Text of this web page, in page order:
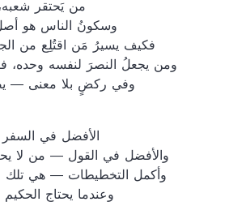
من يَحتقر
وسكونُ الناس هو
فكيف يسيرُ مَن اقتُلِع من
ومن يجعلُ النصرَ لنفسه وحده،
وفي ركضٍ بلا معنى —
الأفضل في السفر
والأفضل في القول — من لا
وأكمل التخطيطات — هي تلك
وعندما يحتاج